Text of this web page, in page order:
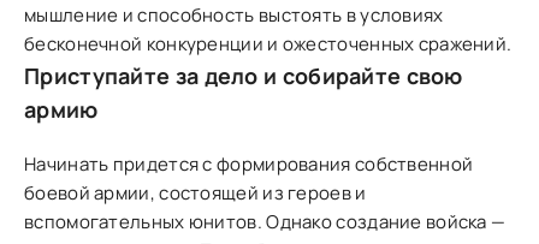
мышление и способность выстоять в условиях
бесконечной конкуренции и ожесточенных сражений.
Приступайте за дело и собирайте свою
армию
Начинать придется с формирования собственной
боевой армии, состоящей из героев и
вспомогательных юнитов. Однако создание войска —